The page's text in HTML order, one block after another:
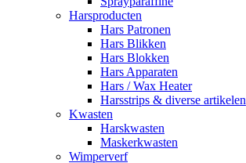
Harsproducten
Hars Patronen
Hars Blikken
Hars Blokken
Hars Apparaten
Hars / Wax Heater
Harsstrips & diverse artikelen
Kwasten
Harskwasten
Maskerkwasten
Wimperverf